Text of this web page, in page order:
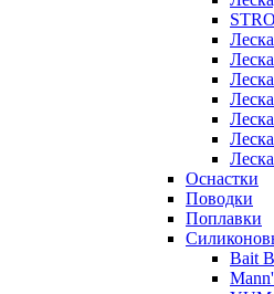
Оснастки
Поводки
Поплавки
Bait